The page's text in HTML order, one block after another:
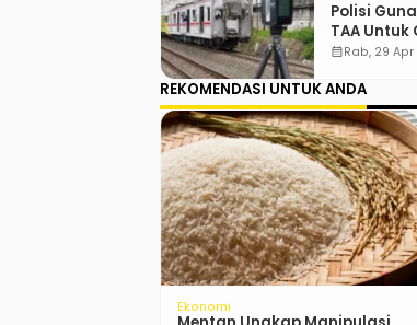
Polisi
TAA Untuk
Tabrakan
calendar_monthRab, 29
REKOMENDASI UNTUK ANDA
Nasional